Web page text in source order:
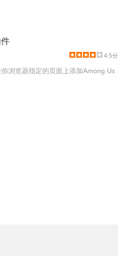
4.5分
浏览器指定的页面上添加Among Us